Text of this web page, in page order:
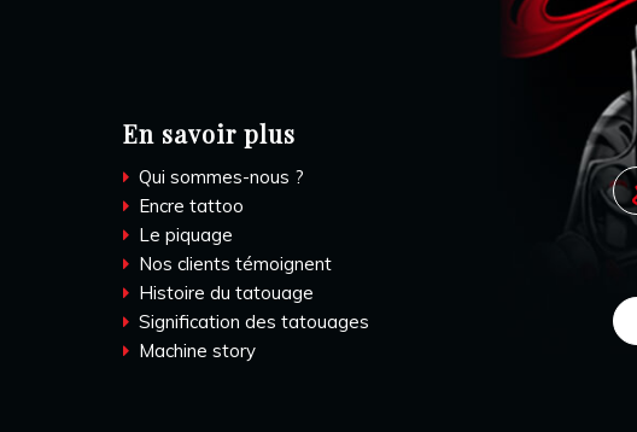
En savoir plus
Qui sommes-nous ?
Encre tattoo
Le piquage
Nos clients témoignent
Histoire du tatouage
Signification des tatouages
Machine story